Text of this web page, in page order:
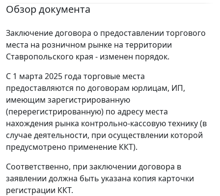
Обзор документа
Заключение договора о предоставлении торгового
места на розничном рынке на территории
Ставропольского края - изменен порядок.
С 1 марта 2025 года торговые места
предоставляются по договорам юрлицам, ИП,
имеющим зарегистрированную
(перерегистрированную) по адресу места
нахождения рынка контрольно-кассовую технику (в
случае деятельности, при осуществлении которой
предусмотрено применение ККТ).
Соответственно, при заключении договора в
заявлении должна быть указана копия карточки
регистрации ККТ.